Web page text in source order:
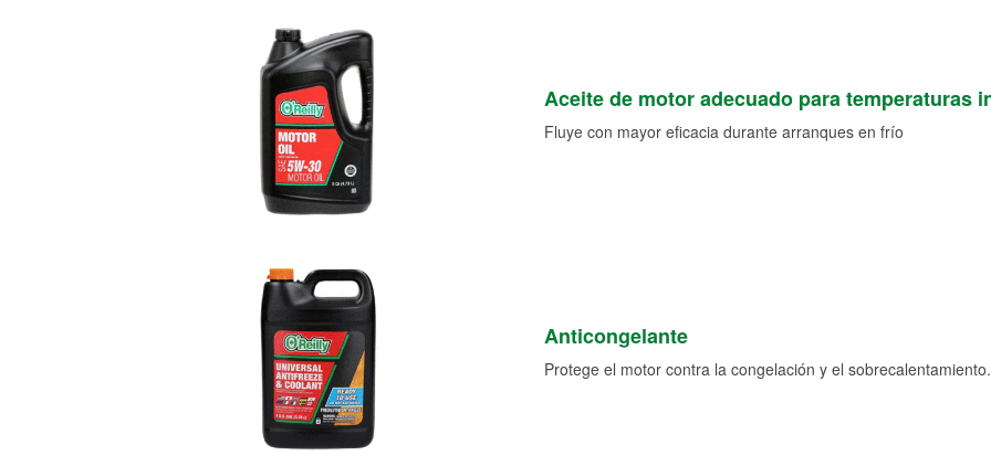
Aceite de motor adecuado para temperaturas
Fluye con mayor eficacia durante arranques en frío
Anticongelante
Protege el motor contra la congelación y el sobrecalentamiento.